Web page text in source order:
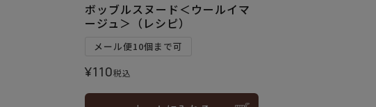
ボッブルスヌード＜ウールイマ
ージュ＞（レシピ）
メール便10個まで可
¥110税込